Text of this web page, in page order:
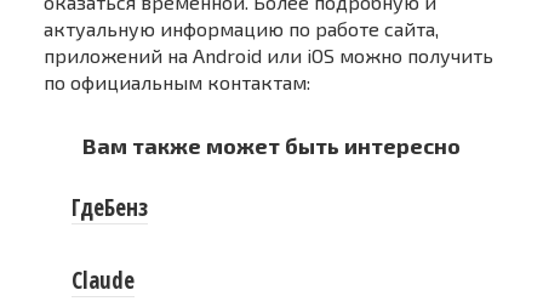
актуальную информацию по работе сайта,
приложений на Android или iOS можно получить
по официальным контактам:
Вам также может быть интересно
ГдеБенз
Claude